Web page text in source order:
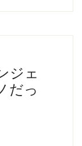
ジェ
だっ